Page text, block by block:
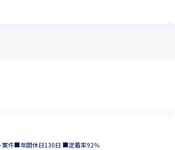
案件■年間休日130日 ■定着率92％